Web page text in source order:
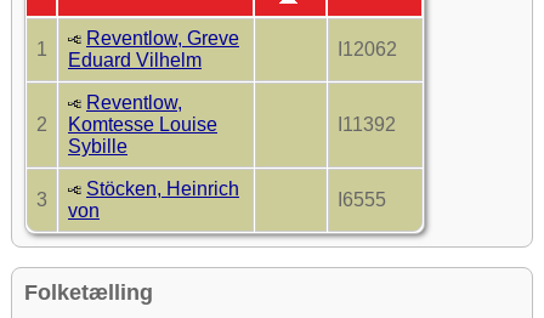
1
Reventlow, Greve
Eduard Vilhelm
I12062
2
Reventlow,
Komtesse Louise
Sybille
I11392
3
Stöcken, Heinrich
von
I6555
Folketælling